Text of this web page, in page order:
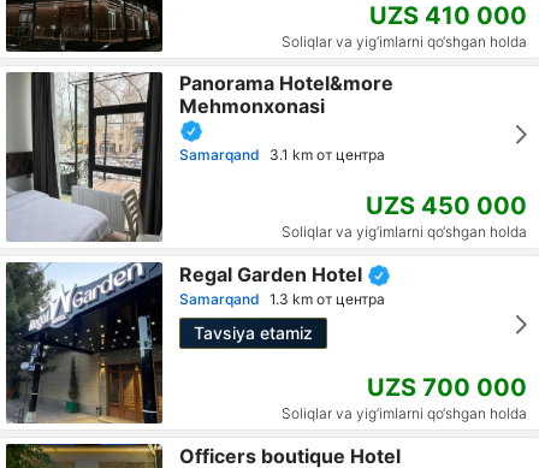
UZS 410 000
Soliqlar va yig‘imlarni qo‘shgan holda
Panorama Hotel&more
Mehmonxonasi
Samarqand 3.1 km от центра
UZS 450 000
Soliqlar va yig‘imlarni qo‘shgan holda
Regal Garden Hotel
Samarqand 1.3 km от центра
Tavsiya etamiz
UZS 700 000
Soliqlar va yig‘imlarni qo‘shgan holda
Officers boutique Hotel